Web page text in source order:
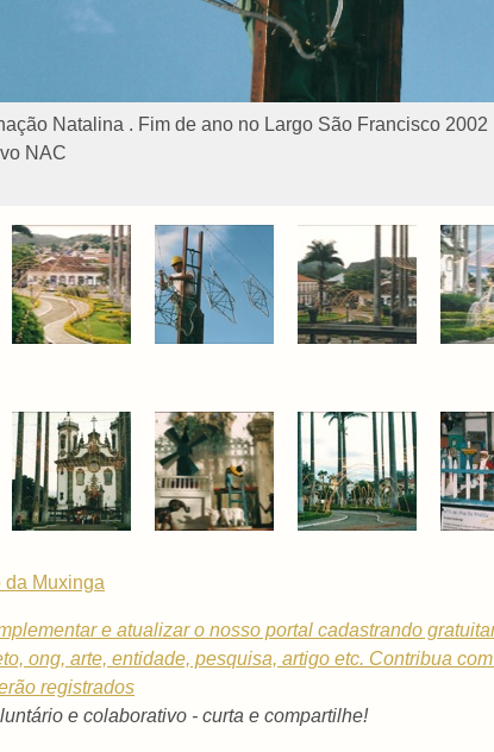
Natalina . Fim de ano no Largo São Francisco 2002
NAC
da Muxinga
e atualizar o nosso portal cadastrando
ong, arte, entidade, pesquisa, artigo etc. Contribua
registrados
e colaborativo - curta e compartilhe!